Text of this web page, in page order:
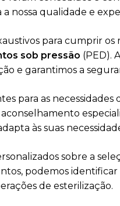
nossa qualidade e
para cumprir
sob pressão (PED).
e garantimos a
para as necessidades
às suas
sobre a
podemos
de esterilização.